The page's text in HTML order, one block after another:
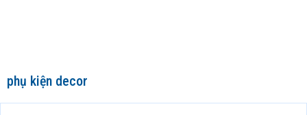
phụ kiện decor